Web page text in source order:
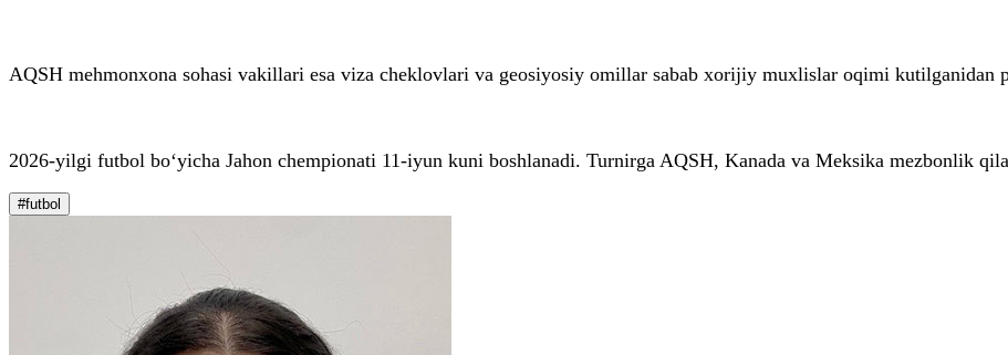
AQSH mehmonxona sohasi vakillari esa viza cheklovlari va geosiyosiy omillar sabab xorijiy muxlislar oqimi kutilganidan
2026-yilgi futbol bo‘yicha Jahon chempionati 11-iyun kuni boshlanadi. Turnirga AQSH, Kanada va Meksika mezbonlik
#futbol